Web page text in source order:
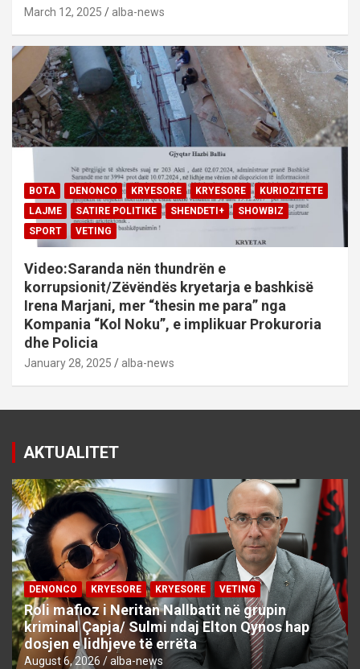
March 12, 2025 alba-news
BOTA DENONCO KRYESORE KRYESORE
KURIOZITETE
LAJME
SATIRE POLITIKE SHENDETI+
SHOWBIZ
SPORT
VETING
Video:Saranda nën thundrën e
korrupsionit/Zëvëndës kryetarja e bashkisë
Irena Marjani, mer “thesin me para” nga
Kompania “Kol Noku”, e implikuar Prokuroria
dhe Policia
January 28, 2025 alba-news
AKTUALITET
DENONCO KRYESORE KRYESORE VETING
Roli mafioz i Neritan Nallbatit në grupin
kriminal Çapja/ Sulmi ndaj Elton Qynos hap
dosjen e lidhjeve të errëta
August 6, 2026 alba-news